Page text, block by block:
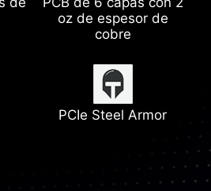
oz de espesor de
cobre
PCIe Steel Armor
Puerto Tipo C Trasero
Compatibilidad con
DDR5
M.2 Shield Frozr
Heatsink con
almohadilla térmica de